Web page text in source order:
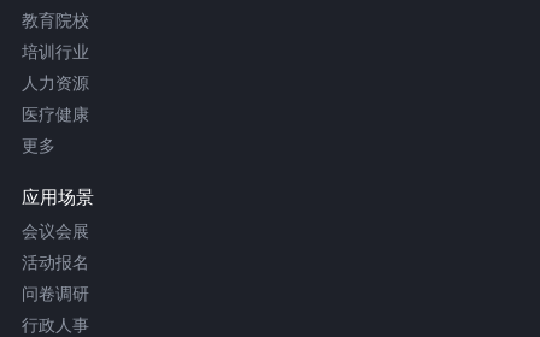
教育院校
培训行业
人力资源
医疗健康
更多
应用场景
会议会展
活动报名
问卷调研
行政人事